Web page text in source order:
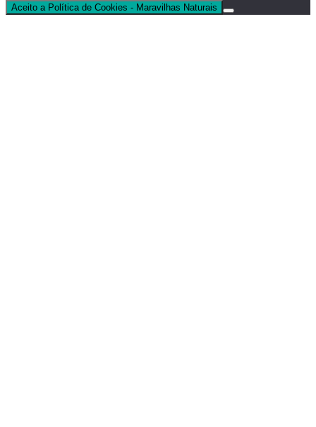
Aceito a Política de Cookies - Maravilhas Naturais